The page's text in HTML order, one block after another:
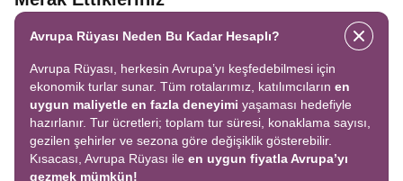
Avrupa Rüyası Neden Bu Kadar Hesaplı?
Avrupa Rüyası, herkesin Avrupa’yı keşfedebilmesi için
ekonomik turlar sunar. Tüm rotalarımız, katılımcıların en
uygun maliyetle en fazla deneyimi yaşaması hedefiyle
hazırlanır. Tur ücretleri; toplam tur süresi, konaklama sayısı,
gezilen şehirler ve sezona göre değişiklik gösterebilir.
Kısacası, Avrupa Rüyası ile en uygun fiyatla Avrupa’yı
gezmek mümkün!